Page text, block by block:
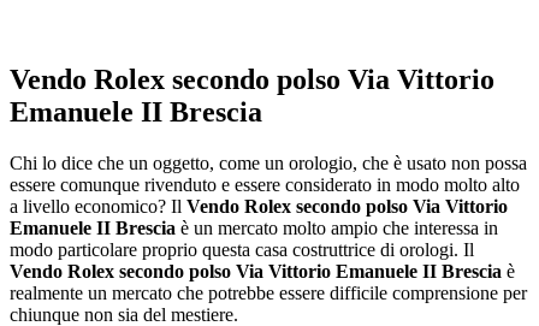
Vendo Rolex secondo polso Via Vittorio
Emanuele II Brescia
Chi lo dice che un oggetto, come un orologio, che è usato non possa
essere comunque rivenduto e essere considerato in modo molto alto
a livello economico? Il Vendo Rolex secondo polso Via Vittorio
Emanuele II Brescia è un mercato molto ampio che interessa in
modo particolare proprio questa casa costruttrice di orologi. Il
Vendo Rolex secondo polso Via Vittorio Emanuele II Brescia è
realmente un mercato che potrebbe essere difficile comprensione per
chiunque non sia del mestiere.